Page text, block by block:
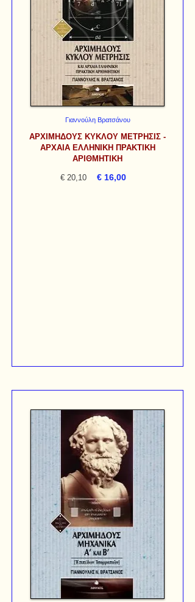
Γιαννούλη Βρατσάνου
ΑΡΧΙΜΗΔΟΥΣ ΚΥΚΛΟΥ ΜΕΤΡΗΣΙΣ -
ΑΡΧΑΙΑ ΕΛΛΗΝΙΚΗ ΠΡΑΚΤΙΚΗ
ΑΡΙΘΜΗΤΙΚΗ
€ 20,10 € 16,00